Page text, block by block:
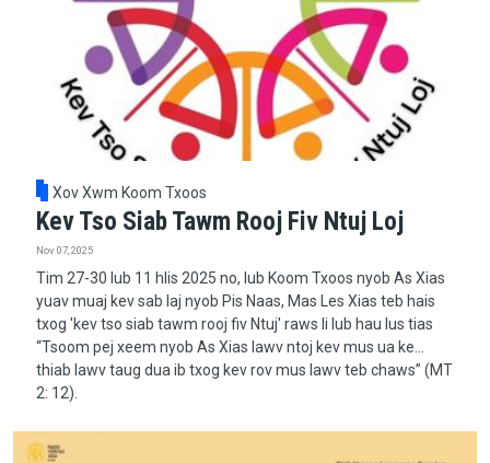
Xov Xwm Koom Txoos
Kev Tso Siab Tawm Rooj Fiv Ntuj Loj
Nov 07, 2025
Tim 27-30 lub 11 hlis 2025 no, lub Koom Txoos nyob As Xias
yuav muaj kev sab laj nyob Pis Naas, Mas Les Xias teb hais
txog 'kev tso siab tawm rooj fiv Ntuj' raws li lub hau lus tias
“Tsoom pej xeem nyob As Xias lawv ntoj kev mus ua ke…
thiab lawv taug dua ib txog kev rov mus lawv teb chaws” (MT
2: 12).